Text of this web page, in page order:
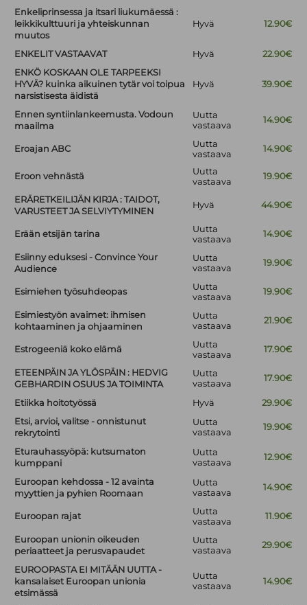
Enkeliprinsessa ja itsari liukumäessä :
leikkikulttuuri ja yhteiskunnan
muutos
Hyvä 12.90€
ENKELIT VASTAAVAT Hyvä
22.90€
ENKÖ KOSKAAN OLE TARPEEKSI
HYVÄ? kuinka aikuinen tytär voi toipua
narsistisesta äidistä
Hyvä 39.90€
Ennen syntiinlankeemusta. Vodoun
maailma
Uutta
vastaava
14.90€
Eroajan ABC
Uutta
vastaava
14.90€
Eroon vehnästä
Uutta
vastaava
19.90€
ERÄRETKEILIJÄN KIRJA : TAIDOT,
VARUSTEET JA SELVIYTYMINEN
Hyvä 44.90€
Erään etsijän tarina
Uutta
vastaava
14.90€
Esiinny eduksesi - Convince Your
Audience
Uutta
vastaava
19.90€
Esimiehen työsuhdeopas
Uutta
vastaava
19.90€
Esimiestyön avaimet: ihmisen
kohtaaminen ja ohjaaminen
Uutta
vastaava
21.90€
Estrogeeniä koko elämä
Uutta
vastaava
17.90€
ETEENPÄIN JA YLÖSPÄIN : HEDVIG
GEBHARDIN OSUUS JA TOIMINTA
Uutta
vastaava
17.90€
Etiikka hoitotyössä Hyvä
29.90€
Etsi, arvioi, valitse - onnistunut
rekrytointi
Uutta
vastaava
19.90€
Eturauhassyöpä: kutsumaton
kumppani
Uutta
vastaava
12.90€
Euroopan kehdossa - 12 avainta
myyttien ja pyhien Roomaan
Uutta
vastaava
14.90€
Euroopan rajat
Uutta
vastaava
11.90€
Euroopan unionin oikeuden
periaatteet ja perusvapaudet
Uutta
vastaava
29.90€
EUROOPASTA EI MITÄÄN UUTTA -
kansalaiset Euroopan unionia
etsimässä
Uutta
vastaava
14.90€